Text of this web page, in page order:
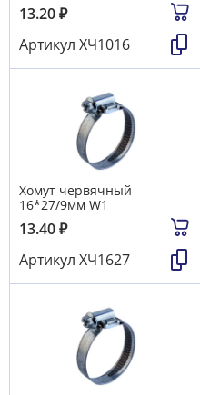
13.20₽
Артикул ХЧ1016
Хомут червячный
16*27/9мм W1
13.40₽
Артикул ХЧ1627